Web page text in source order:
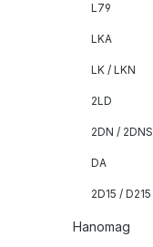
L79
LKA
LK / LKN
2LD
2DN / 2DNS
DA
2D15 / D215
Hanomag